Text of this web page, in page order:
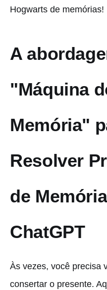
Hogwarts de memórias!
A
"Máquina
Memória"
Resolver
de
ChatGPT
Às vezes, você precisa
consertar o presente.